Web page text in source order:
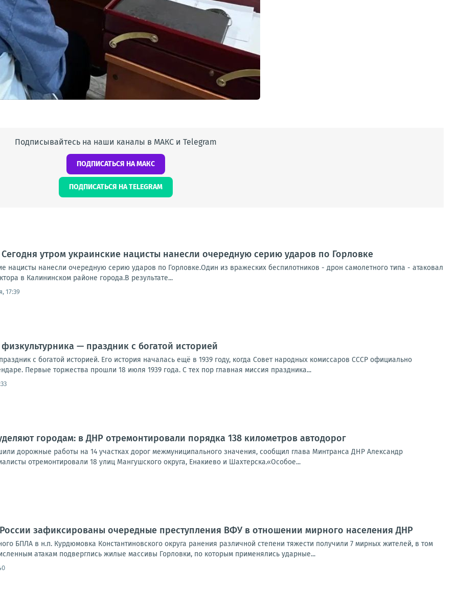
Подписывайтесь на наши каналы в МАКС и Telegram
ПОДПИСАТЬСЯ НА МАКС
ПОДПИСАТЬСЯ НА TELEGRAM
утром украинские нацисты нанесли очередную серию ударов по Горловке
нацисты нанесли очередную серию ударов по Горловке.Один из вражеских беспилотников - дрон самолетного типа - атаковал
в Калининском районе города.В результате...
17:39
— праздник с богатой историей
с богатой историей. Его история началась ещё в 1939 году, когда Совет народных комиссаров СССР официально
Первые торжества прошли 18 июля 1939 года. С тех пор главная миссия праздника...
городам: в ДНР отремонтировали порядка 138 километров автодорог
дорожные работы на 14 участках дорог межмуниципального значения, сообщил глава Минтранса ДНР Александр
отремонтировали 18 улиц Мангушского округа, Енакиево и Шахтерска.«Особое...
зафиксированы очередные преступления ВФУ в отношении мирного населения ДНР
БПЛА в н.п. Курдюмовка Константиновского округа ранения различной степени тяжести получили 7 мирных жителей, в том
атакам подверглись жилые массивы Горловки, по которым применялись ударные...